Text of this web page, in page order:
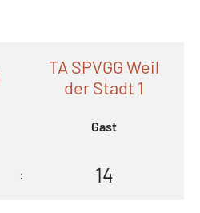
TA SPVGG Weil
der Stadt 1
Gast
: 14